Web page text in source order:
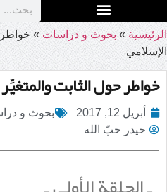
الرئيسية » بحوث و دراسات » خواطر
الإسلامي
خواطر حول الثابت
أبريل 12, 2017 بحوث و
حيدر حبّ الله